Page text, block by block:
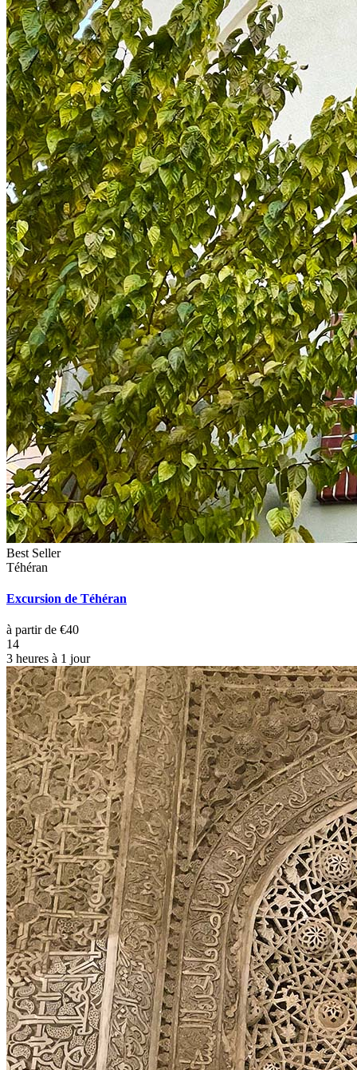
Best Seller
Téhéran
Excursion de Téhéran
à partir de €40
14
3 heures à 1 jour